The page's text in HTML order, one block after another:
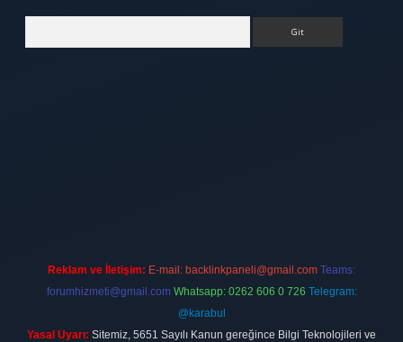
Reklam ve İletişim: E-mail: backlinkpaneli@gmail.com Teams:
forumhizmeti@gmail.com Whatsapp: 0262 606 0 726 Telegram:
@karabul
Yasal Uyarı: Sitemiz, 5651 Sayılı Kanun gereğince Bilgi Teknolojileri ve